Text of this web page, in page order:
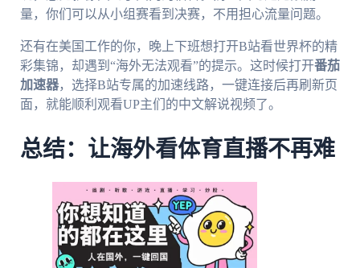
量，你们可以从小组赛看到决赛，不用担心流量问题。
还有在美国工作的你，晚上下班想打开B站看世界杯的精
彩集锦，却遇到“海外无法观看”的提示。这时候打开番茄
加速器，选择B站专属的加速线路，一键连接后再刷新页
面，就能顺利观看UP主们的中文解说视频了。
总结：让海外看体育直播不再难